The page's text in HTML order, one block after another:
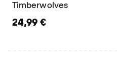
Timberwolves
24,99 €